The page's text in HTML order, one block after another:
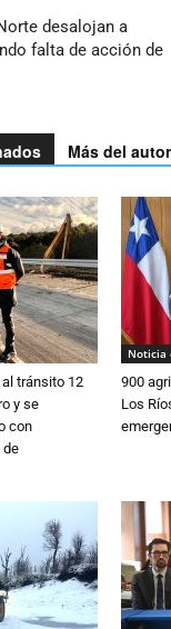
desalojan a
falta de acción de
Más del autor
tránsito 12
y se
con
de
Noticia
900
Los